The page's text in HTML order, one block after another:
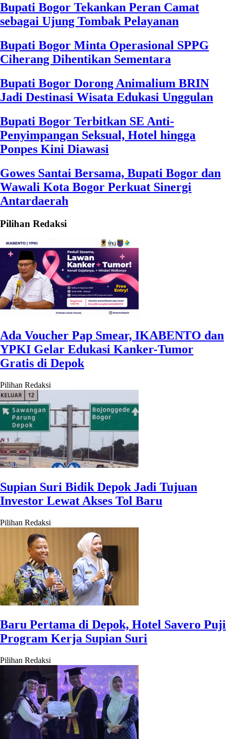
Bupati Bogor Tekankan Peran Camat
sebagai Ujung Tombak Pelayanan
Bupati Bogor Minta Operasional SPPG
Ciherang Dihentikan Sementara
Bupati Bogor Dorong Animalium BRIN
Jadi Destinasi Wisata Edukasi Unggulan
Bupati Bogor Terbitkan SE Anti-
Penyimpangan Seksual, Hotel hingga
Ponpes Kini Diawasi
Gowes Santai Bersama, Bupati Bogor dan
Wawali Kota Bogor Perkuat Sinergi
Antardaerah
Pilihan Redaksi
Ada Voucher Pap Smear, IKABENTO dan
YPKI Gelar Edukasi Kanker-Tumor
Gratis di Depok
Pilihan Redaksi
Supian Suri Bidik Depok Jadi Tujuan
Investor Lewat Akses Tol Baru
Pilihan Redaksi
Baru Pertama di Depok, Hotel Savero Puji
Program Kerja Supian Suri
Pilihan Redaksi